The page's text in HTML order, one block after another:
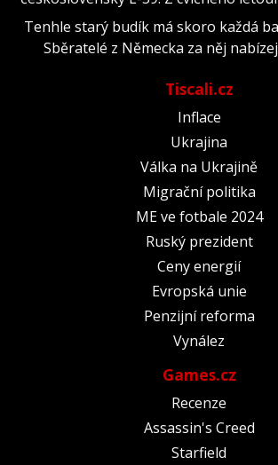
Tenhle starý budík má skoro každá
Sběratelé z Německa za něj
Tiscali.cz
Inflace
Ukrajina
Válka na Ukrajině
Migrační politika
ME ve fotbale 2024
Ruský prezident
Ceny energií
Evropská unie
Penzijní reforma
Vynález
Games.cz
Recenze
Assassin's Creed
Starfield